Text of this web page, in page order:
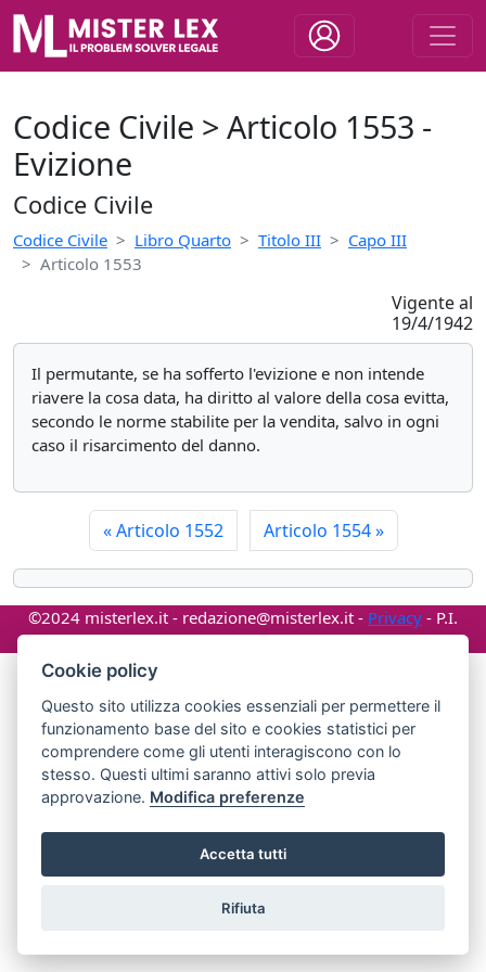
Codice Civile > Articolo 1553 -
Evizione
Codice Civile
Codice Civile Libro Quarto Titolo III
Capo III
Articolo 1553
Vigente al
19/4/1942
Il permutante, se ha sofferto l'evizione e non intende
riavere la cosa data, ha diritto al valore della cosa evitta,
secondo le norme stabilite per la vendita, salvo in ogni
caso il risarcimento del danno.
«Articolo 1552 Articolo 1554»
©2024 misterlex.it - redazione@misterlex.it - Privacy - P.I.
02029690472
Cookie policy
Questo sito utilizza cookies essenziali per permettere il
funzionamento base del sito e cookies statistici per
comprendere come gli utenti interagiscono con lo
stesso. Questi ultimi saranno attivi solo previa
approvazione. Modifica preferenze
Accetta tutti
Rifiuta